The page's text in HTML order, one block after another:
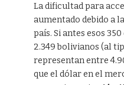
La dificultad para
aumentado debido a
país. Si antes esos
2.349 bolivianos (al
representan entre
que el dólar en el